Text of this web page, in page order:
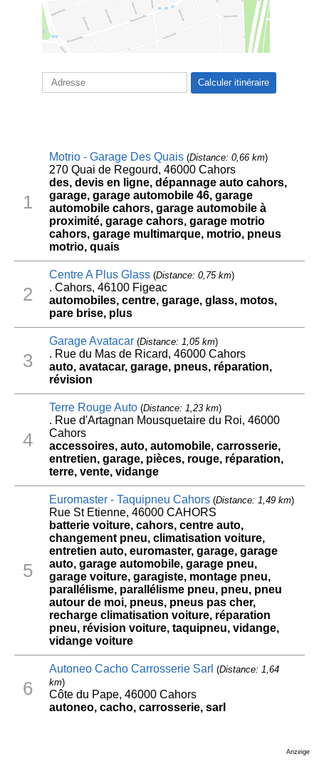
1
Motrio - Garage Des Quais(Distance: 0,66 km)
270 Quai de Regourd, 46000 Cahors
des, devis en ligne, dépannage auto cahors,
garage, garage automobile 46, garage
automobile cahors, garage automobile à
proximité, garage cahors, garage motrio
cahors, garage multimarque, motrio, pneus
motrio, quais
2
Centre A Plus Glass(Distance: 0,75 km)
. Cahors, 46100 Figeac
automobiles, centre, garage, glass, motos,
pare brise, plus
3
Garage Avatacar(Distance: 1,05 km)
. Rue du Mas de Ricard, 46000 Cahors
auto, avatacar, garage, pneus, réparation,
révision
4
Terre Rouge Auto(Distance: 1,23 km)
. Rue d'Artagnan Mousquetaire du Roi, 46000
Cahors
accessoires, auto, automobile, carrosserie,
entretien, garage, pièces, rouge, réparation,
terre, vente, vidange
5
Euromaster - Taquipneu Cahors(Distance: 1,49 km)
Rue St Etienne, 46000 CAHORS
batterie voiture, cahors, centre auto,
changement pneu, climatisation voiture,
entretien auto, euromaster, garage, garage
auto, garage automobile, garage pneu,
garage voiture, garagiste, montage pneu,
parallélisme, parallélisme pneu, pneu, pneu
autour de moi, pneus, pneus pas cher,
recharge climatisation voiture, réparation
pneu, révision voiture, taquipneu, vidange,
vidange voiture
6
Autoneo Cacho Carrosserie Sarl (Distance: 1,64
km)
Côte du Pape, 46000 Cahors
autoneo, cacho, carrosserie, sarl
Anzeige